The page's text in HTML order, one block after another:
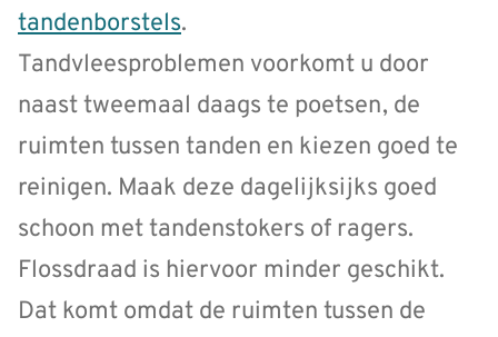
tandenborstels.
Tandvleesproblemen voorkomt u door
naast tweemaal daags te poetsen, de
ruimten tussen tanden en kiezen goed te
reinigen. Maak deze dagelijksijks goed
schoon met tandenstokers of ragers.
Flossdraad is hiervoor minder geschikt.
Dat komt omdat de ruimten tussen de